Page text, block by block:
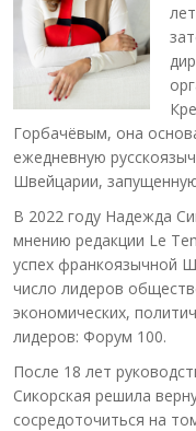
Горбачёвым, она
ежедневную
Швейцарии,
В 2022 году Надежда
мнению редакции Le
успех франкоязычной
число лидеров
экономических,
лидеров: Форум 100.
После 18 лет
Сикорская решила
сосредоточиться на